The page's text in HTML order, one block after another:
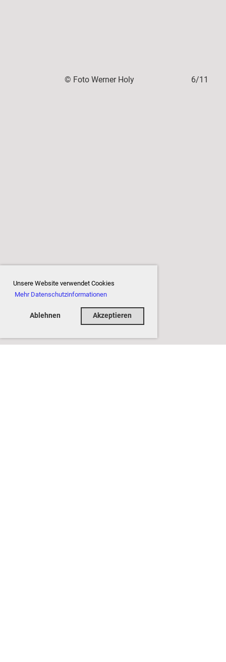
Unsere Website verwendet Cookies
Mehr Datenschutzinformationen
Ablehnen Akzeptieren
© Foto Werner Holy 6/11